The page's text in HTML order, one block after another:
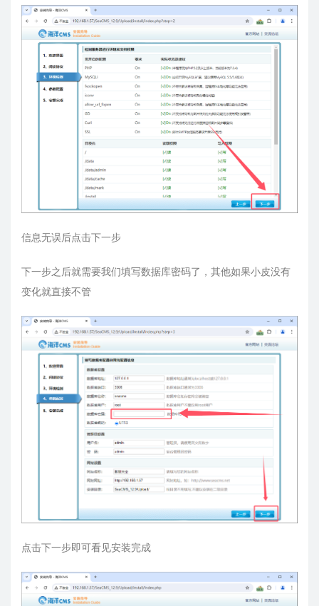
信息无误后点击下一步
下一步之后就需要我们填写数据库密码了，其他如果小皮没有
变化就直接不管
点击下一步即可看见安装完成